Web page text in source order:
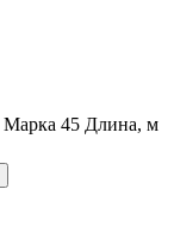
Марка 45 Длина, м